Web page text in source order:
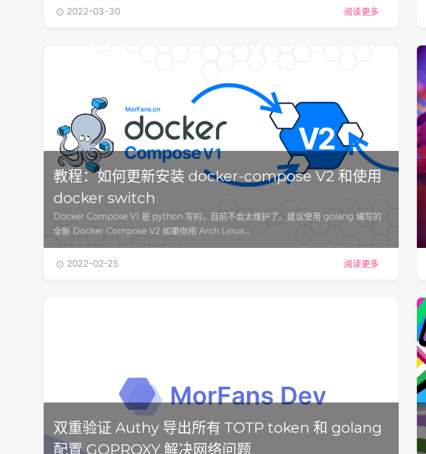
 2022-03-30 阅读更多
教程：如何更新安装 docker-compose V2 和使用
docker switch
Docker Compose V1 是 python 写的，目前不会太维护了。建议使用 golang 编写的
全新 Docker Compose V2 如果你用 Arch Linux…
 2022-02-25 阅读更多
双重验证 Authy 导出所有 TOTP token 和 golang
配置 GOPROXY 解决网络问题